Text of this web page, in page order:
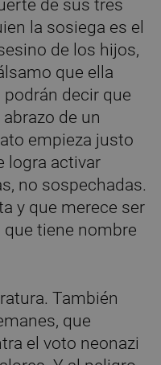
de sus tres
la sosiega es el
de los hijos,
que ella
decir que
de un
empieza justo
logra activar
no sospechadas.
y que merece ser
tiene nombre
También
que
el voto neonazi